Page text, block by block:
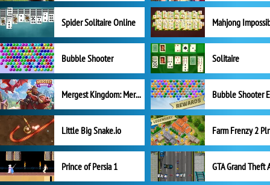
Spider Solitaire Online Mahjong
Bubble Shooter Solitaire
Mergest Kingdom: Merge Puzzle
Little Big Snake.io
Prince of Persia 1 GTA Grand Theft